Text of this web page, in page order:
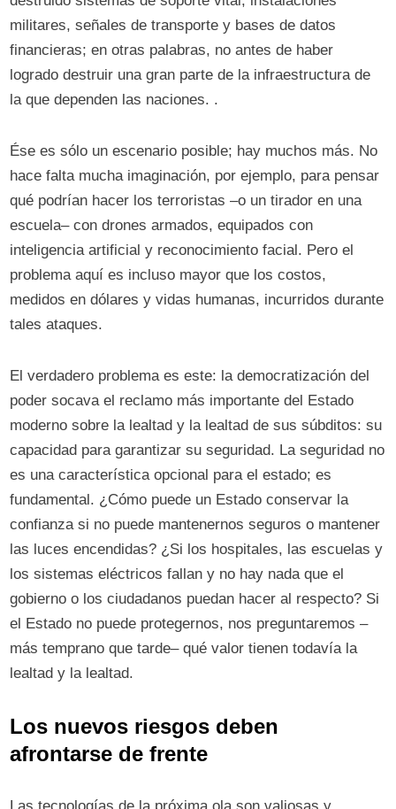
militares, señales de transporte y bases de datos
financieras; en otras palabras, no antes de haber
logrado destruir una gran parte de la infraestructura de
la que dependen las naciones. .
Ése es sólo un escenario posible; hay muchos más. No
hace falta mucha imaginación, por ejemplo, para pensar
qué podrían hacer los terroristas –o un tirador en una
escuela– con drones armados, equipados con
inteligencia artificial y reconocimiento facial. Pero el
problema aquí es incluso mayor que los costos,
medidos en dólares y vidas humanas, incurridos durante
tales ataques.
El verdadero problema es este: la democratización del
poder socava el reclamo más importante del Estado
moderno sobre la lealtad y la lealtad de sus súbditos: su
capacidad para garantizar su seguridad. La seguridad no
es una característica opcional para el estado; es
fundamental. ¿Cómo puede un Estado conservar la
confianza si no puede mantenernos seguros o mantener
las luces encendidas? ¿Si los hospitales, las escuelas y
los sistemas eléctricos fallan y no hay nada que el
gobierno o los ciudadanos puedan hacer al respecto? Si
el Estado no puede protegernos, nos preguntaremos –
más temprano que tarde– qué valor tienen todavía la
lealtad y la lealtad.
Los nuevos riesgos deben
afrontarse de frente